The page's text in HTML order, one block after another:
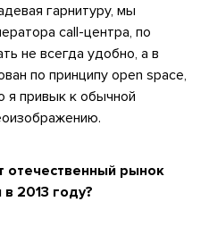
гарнитуру, мы
call-центра, по
не всегда удобно, а в
по принципу open space,
я привык к обычной
отечественный рынок
2013 году?